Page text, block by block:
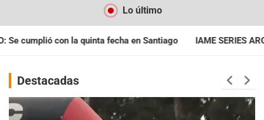
Lo último
en Santiago IAME SERIES ARGENTINA: Horarios para la
Destacadas